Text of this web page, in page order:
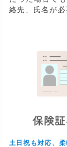
絡先、氏名が必
土日祝も対応、